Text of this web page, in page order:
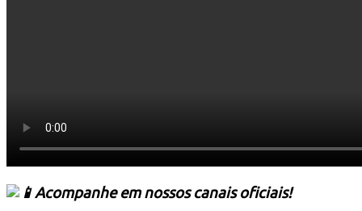
Acompanhe em nossos canais oficiais!